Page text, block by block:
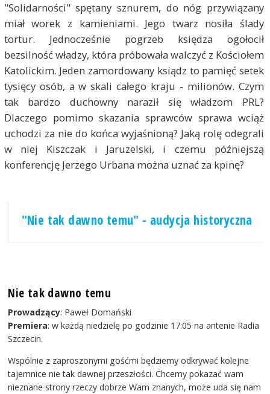
"Solidarności" spętany sznurem, do nóg przywiązany
miał worek z kamieniami. Jego twarz nosiła ślady
tortur. Jednocześnie pogrzeb księdza ogołocił
bezsilność władzy, która próbowała walczyć z Kościołem
Katolickim. Jeden zamordowany ksiądz to pamięć setek
tysięcy osób, a w skali całego kraju - milionów. Czym
tak bardzo duchowny naraził się władzom PRL?
Dlaczego pomimo skazania sprawców sprawa wciąż
uchodzi za nie do końca wyjaśnioną? Jaką rolę odegrali
w niej Kiszczak i Jaruzelski, i czemu późniejszą
konferencję Jerzego Urbana można uznać za kpinę?
"Nie tak dawno temu" - audycja historyczna
Nie tak dawno temu
Prowadzący: Paweł Domański
Premiera: w każdą niedzielę po godzinie 17:05 na antenie Radia
Szczecin.
Wspólnie z zaproszonymi gośćmi będziemy odkrywać kolejne
tajemnice nie tak dawnej przeszłości. Chcemy pokazać wam
nieznane strony rzeczy dobrze Wam znanych, może uda się nam